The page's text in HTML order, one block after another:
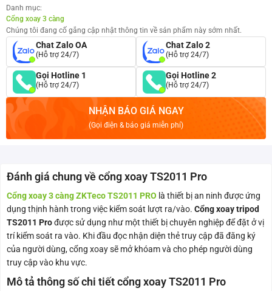
Danh mục:
Cổng xoay 3 càng
Chúng tôi đang cố gắng cập nhật thông tin về sản phẩm này sớm nhất.
Chat Zalo OA
(Hỗ trợ 24/7)
Chat Zalo 2
(Hỗ trợ 24/7)
Gọi Hotline 1
(Hỗ trợ 24/7)
Gọi Hotline 2
(Hỗ trợ 24/7)
NHẬN BÁO GIÁ NGAY
(Gọi điện & báo giá miễn phí)
Đánh giá chung về cổng xoay TS2011 Pro
Cổng xoay 3 càng ZKTeco TS2011 PRO là thiết bị an ninh được ứng
dụng thịnh hành trong việc kiểm soát lượt ra/vào. Cổng xoay tripod
TS2011 Prođược sử dụng như một thiết bị chuyên nghiệp để đặt ở vị
trí kiểm soát ra vào. Khi đầu đọc nhận diện thẻ truy cập đã đăng ký
của người dùng, cổng xoay sẽ mở khóam và cho phép người dùng
truy cập vào khu vực.
Mô tả thông số chi tiết cổng xoay TS2011 Pro